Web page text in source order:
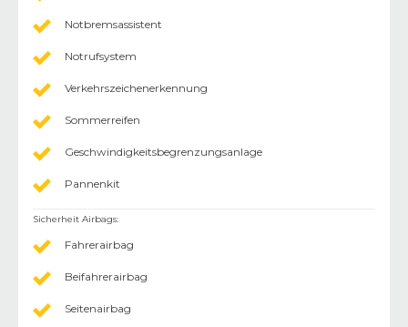
Notbremsassistent
Notrufsystem
Verkehrszeichenerkennung
Sommerreifen
Geschwindigkeitsbegrenzungsanlage
Pannenkit
Sicherheit Airbags:
Fahrerairbag
Beifahrerairbag
Seitenairbag